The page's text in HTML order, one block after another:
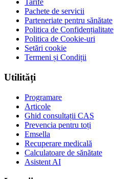
Tarife
Pachete de servicii
Parteneriate pentru sănătate
Politica de Confidențialitate
Politica de Cookie-uri
Setări cookie
Termeni și Condiții
Utilități
Programare
Articole
Ghid consultații CAS
Prevencia pentru toți
Emsella
Recuperare medicală
Calculatoare de sănătate
Asistent AI